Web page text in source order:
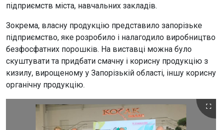
підприємств міста, навчальних закладів.
Зокрема, власну продукцію представило запорізьке
підприємство, яке розробило і налагодило виробництво
безфосфатних порошків. На виставці можна було
скуштувати та придбати смачну і корисну продукцію з
кизилу, вирощеному у Запорізькій області, іншу корисну
органічну продукцію.